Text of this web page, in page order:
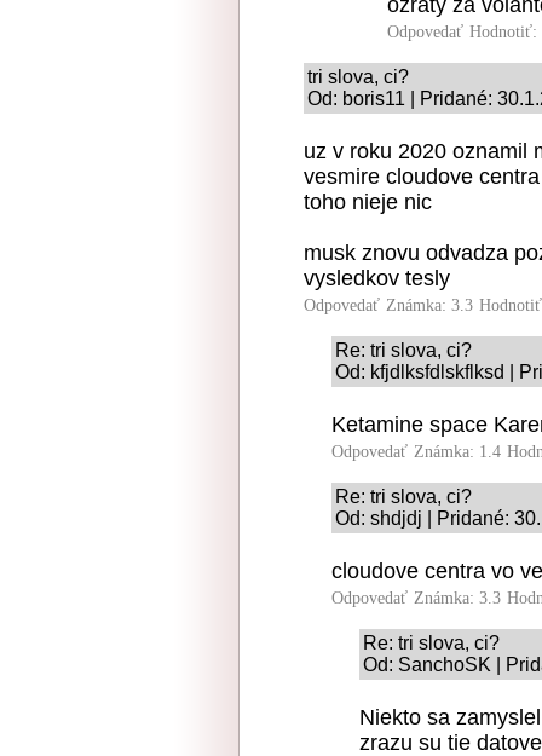
ožratý za
Odpovedať Hodnotiť:
tri slova, ci?
Od: boris11 | Pridané:
uz v roku 2020 oznamil
vesmire cloudove
toho nieje nic
musk znovu odvadza
vysledkov tesly
Odpovedať Známka: 3.3
Re: tri slova, ci?
Od: kfjdlksfdlskflksd |
Ketamine space
Odpovedať Známka: 1.4
Re: tri slova, ci?
Od: shdjdj | Pridané:
cloudove centra vo
Odpovedať Známka: 3.3
Re: tri slova, ci?
Od: SanchoSK |
Niekto sa
zrazu su tie